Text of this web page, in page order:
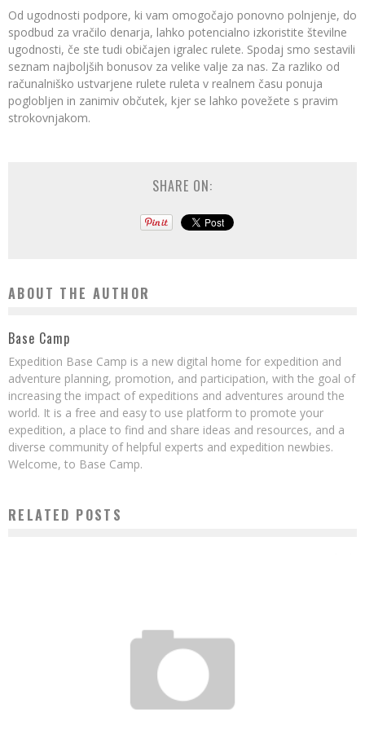
Od ugodnosti podpore, ki vam omogočajo ponovno polnjenje, do
spodbud za vračilo denarja, lahko potencialno izkoristite številne
ugodnosti, če ste tudi običajen igralec rulete. Spodaj smo sestavili
seznam najboljših bonusov za velike valje za nas. Za razliko od
računalniško ustvarjene rulete ruleta v realnem času ponuja
poglobljen in zanimiv občutek, kjer se lahko povežete s pravim
strokovnjakom.
SHARE ON:
ABOUT THE AUTHOR
Base Camp
Expedition Base Camp is a new digital home for expedition and
adventure planning, promotion, and participation, with the goal of
increasing the impact of expeditions and adventures around the
world. It is a free and easy to use platform to promote your
expedition, a place to find and share ideas and resources, and a
diverse community of helpful experts and expedition newbies.
Welcome, to Base Camp.
RELATED POSTS